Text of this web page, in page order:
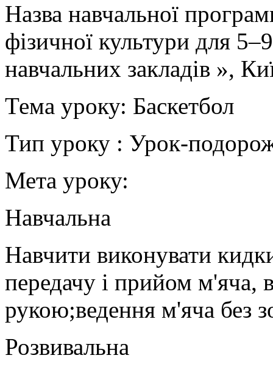
Назва навчальної
фізичної культури для
навчальних закладів »,
Тема уроку: Баскетбол
Тип уроку : Урок-
Мета уроку:
Навчальна
Навчити виконувати
передачу і прийом м'яча,
рукою;ведення м'яча без
Розвивальна